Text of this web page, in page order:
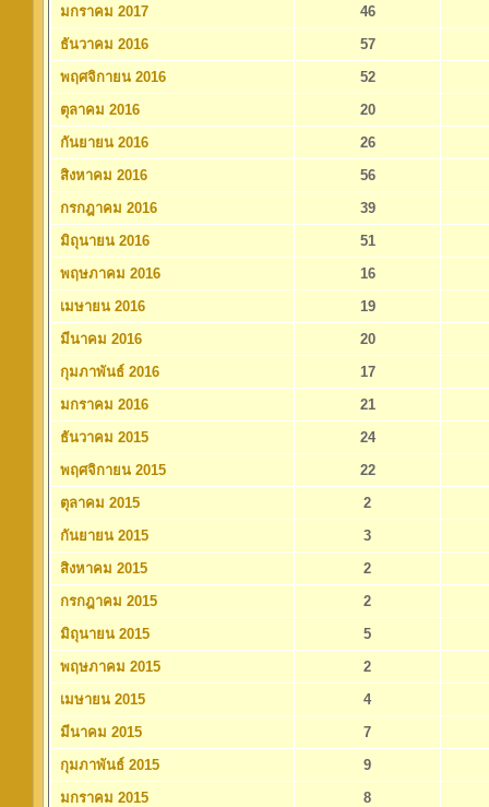
มกราคม 2017
46
ธันวาคม 2016
57
พฤศจิกายน 2016
52
ตุลาคม 2016
20
กันยายน 2016
26
สิงหาคม 2016
56
กรกฎาคม 2016
39
มิถุนายน 2016
51
พฤษภาคม 2016
16
เมษายน 2016
19
มีนาคม 2016
20
กุมภาพันธ์ 2016
17
มกราคม 2016
21
ธันวาคม 2015
24
พฤศจิกายน 2015
22
ตุลาคม 2015
2
กันยายน 2015
3
สิงหาคม 2015
2
กรกฎาคม 2015
2
มิถุนายน 2015
5
พฤษภาคม 2015
2
เมษายน 2015
4
มีนาคม 2015
7
กุมภาพันธ์ 2015
9
มกราคม 2015
8